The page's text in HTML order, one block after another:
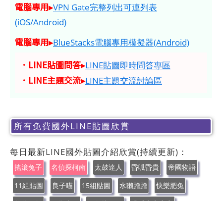
電腦專用▸VPN Gate完整列出可連列表
(iOS/Android)
電腦專用▸BlueStacks電腦專用模擬器(Android)
．LINE貼圖問答▸LINE貼圖即時問答專區
．LINE主題交流▸LINE主題交流討論區
所有免費國外LINE貼圖欣賞
每日最新LINE國外貼圖介紹欣賞(持續更新)：
搖滾兔子 名偵探柯南 太鼓達人 昏呱昏貴
帝國物語
11組貼圖
良子喵 15組貼圖 水獺蹭蹭
快樂肥兔